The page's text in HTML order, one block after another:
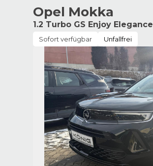
Opel Mokka
1.2 Turbo GS Enjoy Elegance
Sofort verfügbar Unfallfrei